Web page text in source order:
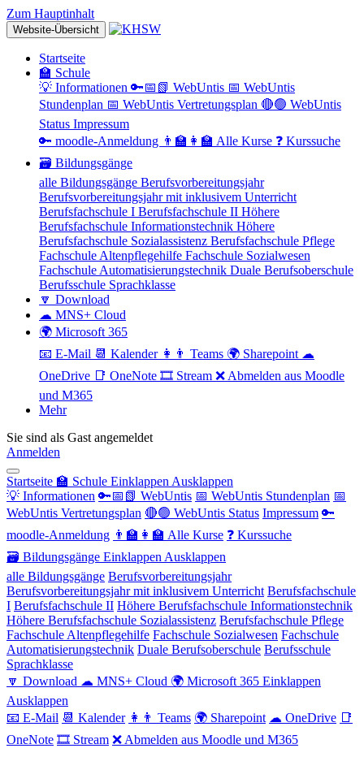
Zum Hauptinhalt
Website-Übersicht
Startseite
🏫 Schule
💡 Informationen 🔑📅📗 WebUntis 📅 WebUntis
Stundenplan 📅 WebUntis Vertretungsplan 🔴🟢 WebUntis
Status Impressum
🔑 moodle-Anmeldung 👨‍🏫👩‍🏫 Alle Kurse ❓ Kurssuche
🗃 Bildungsgänge
alle Bildungsgänge Berufsvorbereitungsjahr
Berufsvorbereitungsjahr mit inklusivem Unterricht
Berufsfachschule I Berufsfachschule II Höhere
Berufsfachschule Informationstechnik Höhere
Berufsfachschule Sozialassistenz Berufsfachschule Pflege
Fachschule Altenpflegehilfe Fachschule Sozialwesen
Fachschule Automatisierungstechnik Duale Berufsoberschule
Berufsschule Sprachklasse
🔽 Download
☁ MNS+ Cloud
🌍 Microsoft 365
📧 E-Mail 📆 Kalender 👩👨 Teams 🌍 Sharepoint ☁
OneDrive 📑 OneNote 🎞 Stream ❌ Abmelden aus Moodle
und M365
Mehr
Sie sind als Gast angemeldet
Anmelden
Startseite 🏫 Schule Einklappen Ausklappen
💡 Informationen 🔑📅📗 WebUntis 📅 WebUntis Stundenplan 📅
WebUntis Vertretungsplan 🔴🟢 WebUntis Status Impressum 🔑
moodle-Anmeldung 👨‍🏫👩‍🏫 Alle Kurse ❓ Kurssuche
🗃 Bildungsgänge Einklappen Ausklappen
alle Bildungsgänge Berufsvorbereitungsjahr
Berufsvorbereitungsjahr mit inklusivem Unterricht Berufsfachschule
I Berufsfachschule II Höhere Berufsfachschule Informationstechnik
Höhere Berufsfachschule Sozialassistenz Berufsfachschule Pflege
Fachschule Altenpflegehilfe Fachschule Sozialwesen Fachschule
Automatisierungstechnik Duale Berufsoberschule Berufsschule
Sprachklasse
🔽 Download ☁ MNS+ Cloud 🌍 Microsoft 365 Einklappen
Ausklappen
📧 E-Mail 📆 Kalender 👩👨 Teams 🌍 Sharepoint ☁ OneDrive 📑
OneNote 🎞 Stream ❌ Abmelden aus Moodle und M365